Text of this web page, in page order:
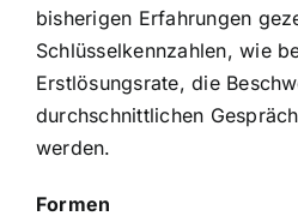
bisherigen Erfahrungen
Schlüsselkennzahlen, wie
Erstlösungsrate, die
durchschnittlichen
werden.
Formen